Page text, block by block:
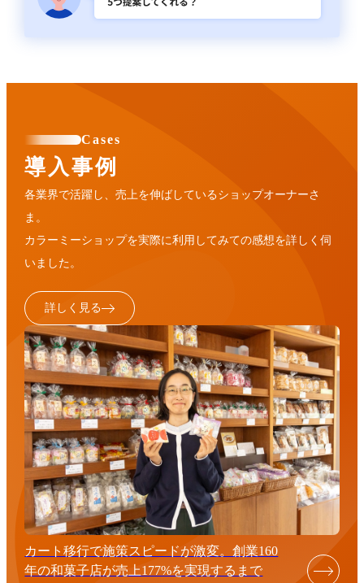
Cases
導入事例
各業界で活躍し、売上を伸ばしているショップオーナーさ
ま。
カラーミーショップを実際に利用してみての感想を詳しく伺
いました。
詳しく見る
カート移行で施策スピードが激変。創業160
年の和菓子店が売上177%を実現するまで